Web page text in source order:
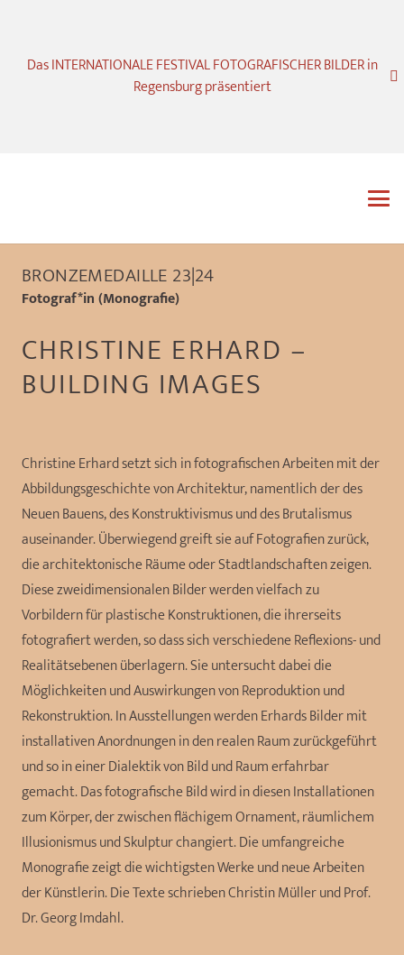
Das INTERNATIONALE FESTIVAL FOTOGRAFISCHER BILDER in
Regensburg präsentiert
BRONZEMEDAILLE 23|24
Fotograf*in (Monografie)
CHRISTINE ERHARD –
BUILDING IMAGES
Christine Erhard setzt sich in fotografischen Arbeiten mit der
Abbildungsgeschichte von Architektur, namentlich der des
Neuen Bauens, des Konstruktivismus und des Brutalismus
auseinander. Überwiegend greift sie auf Fotografien zurück,
die architektonische Räume oder Stadtlandschaften zeigen.
Diese zweidimensionalen Bilder werden vielfach zu
Vorbildern für plastische Konstruktionen, die ihrerseits
fotografiert werden, so dass sich verschiedene Reflexions- und
Realitätsebenen überlagern. Sie untersucht dabei die
Möglichkeiten und Auswirkungen von Reproduktion und
Rekonstruktion. In Ausstellungen werden Erhards Bilder mit
installativen Anordnungen in den realen Raum zurückgeführt
und so in einer Dialektik von Bild und Raum erfahrbar
gemacht. Das fotografische Bild wird in diesen Installationen
zum Körper, der zwischen flächigem Ornament, räumlichem
Illusionismus und Skulptur changiert. Die umfangreiche
Monografie zeigt die wichtigsten Werke und neue Arbeiten
der Künstlerin. Die Texte schrieben Christin Müller und Prof.
Dr. Georg Imdahl.